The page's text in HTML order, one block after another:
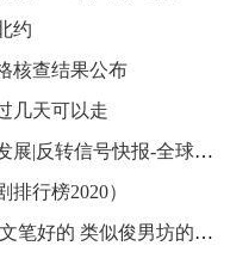
约
核查结果公布
几天可以走
胰岛素产品销量增长助力这家公司发展|反转信号快报-全球新动态
行榜2020）
世界热门:类似俊男坊的小说非女尊文笔好的 类似俊男坊的小说